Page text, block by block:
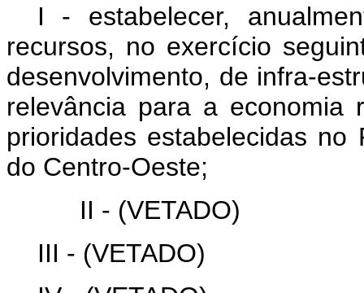
I - estabelecer,
recursos, no exercício
desenvolvimento, de infra-
relevância para a economia
prioridades estabelecidas no
do Centro-Oeste;
II - (VETADO)
III - (VETADO)